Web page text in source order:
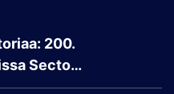
200.
Secto…